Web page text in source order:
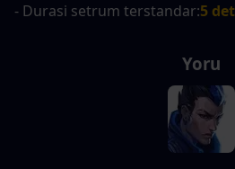
- Durasi setrum terstandar:5
Yoru